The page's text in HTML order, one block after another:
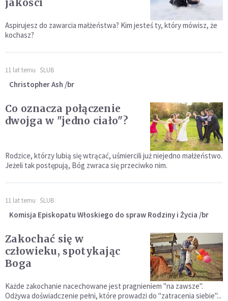
Aspirujesz do zawarcia małżeństwa? Kim jesteś ty, który mówisz, że
kochasz?
11 lat temu ŚLUB
Christopher Ash /br
Co oznacza połączenie
dwojga w "jedno ciało"?
Rodzice, którzy lubią się wtrącać, uśmiercili już niejedno małżeństwo.
Jeżeli tak postępują, Bóg zwraca się przeciwko nim.
11 lat temu ŚLUB
Komisja Episkopatu Włoskiego do spraw Rodziny i Życia /br
Zakochać się w
człowieku, spotykając
Boga
Każde zakochanie nacechowane jest pragnieniem "na zawsze".
Odżywa doświadczenie pełni, które prowadzi do "zatracenia siebie"...